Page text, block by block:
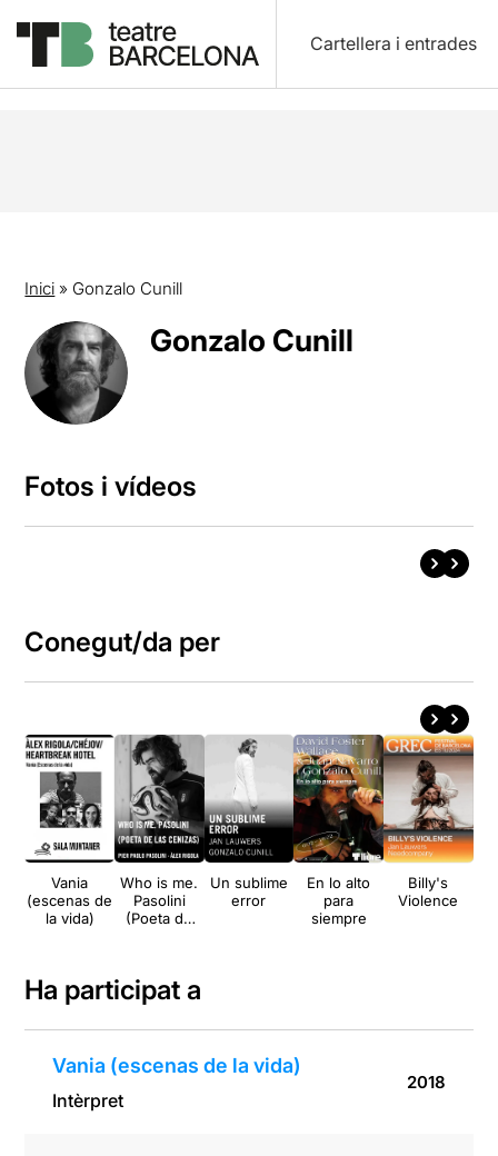
Cartellera i entrades
Inici » Gonzalo Cunill
Gonzalo Cunill
Fotos i vídeos
Conegut/da per
Vania
(escenas de
la vida)
Who is me.
Pasolini
(Poeta de
Un sublime
error
En lo alto
para
siempre
Billy's
Violence
Ha participat a
Vania (escenas de la vida)
Intèrpret
2018